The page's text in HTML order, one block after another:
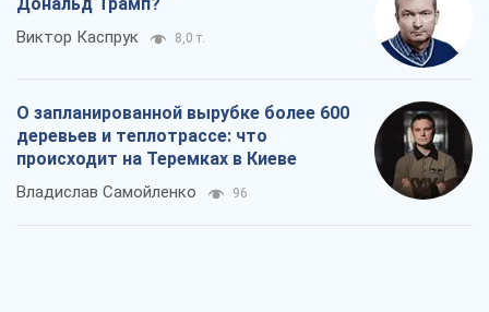
Виктор Каспрук 8,0 т.
О запланированной вырубке более 600
деревьев и теплотрассе: что
происходит на Теремках в Киеве
Владислав Самойленко 96